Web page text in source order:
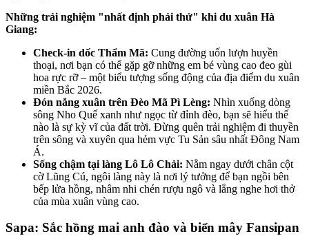
Những trải nghiệm "nhất định phải thử" khi du xuân Hà
Giang:
Check-in dốc Thẩm Mã: Cung đường uốn lượn huyền
thoại, nơi bạn có thể gặp gỡ những em bé vùng cao đeo gùi
hoa rực rỡ – một biểu tượng sống động của địa điểm du xuân
miền Bắc 2026.
Đón nắng xuân trên Đèo Mã Pì Lèng: Nhìn xuống dòng
sông Nho Quế xanh như ngọc từ đỉnh đèo, bạn sẽ hiểu thế
nào là sự kỳ vĩ của đất trời. Đừng quên trải nghiệm đi thuyền
trên sông và xuyên qua hẻm vực Tu Sản sâu nhất Đông Nam
Á.
Sống chậm tại làng Lô Lô Chải: Nằm ngay dưới chân cột
cờ Lũng Cú, ngôi làng này là nơi lý tưởng để bạn ngồi bên
bếp lửa hồng, nhâm nhi chén rượu ngô và lắng nghe hơi thở
của mùa xuân vùng cao.
Sapa: Sắc hồng mai anh đào và biển mây Fansipan